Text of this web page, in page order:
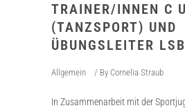
TRAINER/INNEN C
(TANZSPORT) UND
ÜBUNGSLEITER
Allgemein By Cornelia Straub
In Zusammenarbeit mit der